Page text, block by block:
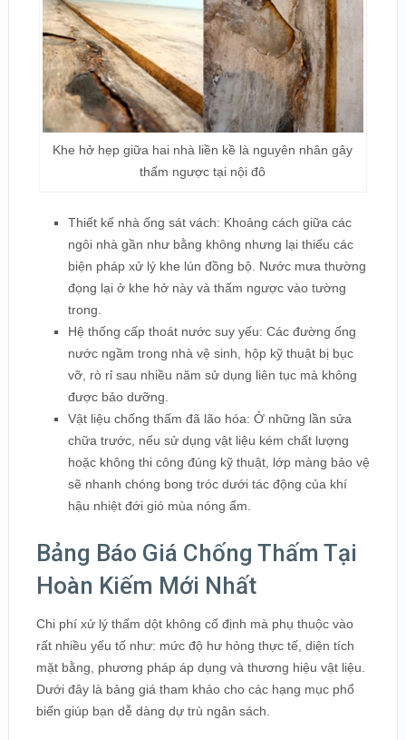
Khe hở hẹp giữa hai nhà liền kề là nguyên nhân gây
thấm ngược tại nội đô
Thiết kế nhà ống sát vách: Khoảng cách giữa các
ngôi nhà gần như bằng không nhưng lại thiếu các
biện pháp xử lý khe lún đồng bộ. Nước mưa thường
đọng lại ở khe hở này và thấm ngược vào tường
trong.
Hệ thống cấp thoát nước suy yếu: Các đường ống
nước ngầm trong nhà vệ sinh, hộp kỹ thuật bị bục
vỡ, rò rỉ sau nhiều năm sử dụng liên tục mà không
được bảo dưỡng.
Vật liệu chống thấm đã lão hóa: Ở những lần sửa
chữa trước, nếu sử dụng vật liệu kém chất lượng
hoặc không thi công đúng kỹ thuật, lớp màng bảo vệ
sẽ nhanh chóng bong tróc dưới tác động của khí
hậu nhiệt đới gió mùa nóng ẩm.
Bảng Báo Giá Chống Thấm Tại
Hoàn Kiếm Mới Nhất
Chi phí xử lý thấm dột không cố định mà phụ thuộc vào
rất nhiều yếu tố như: mức độ hư hỏng thực tế, diện tích
mặt bằng, phương pháp áp dụng và thương hiệu vật liệu.
Dưới đây là bảng giá tham khảo cho các hạng mục phổ
biến giúp bạn dễ dàng dự trù ngân sách.